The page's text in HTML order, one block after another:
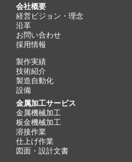
会社概要
経営ビジョン・理念
沿革
お問い合わせ
採用情報
製作実績
技術紹介
製造自動化
設備
金属加工サービス
金属機械加工
板金機械加工
溶接作業
仕上げ作業
図面・設計文書